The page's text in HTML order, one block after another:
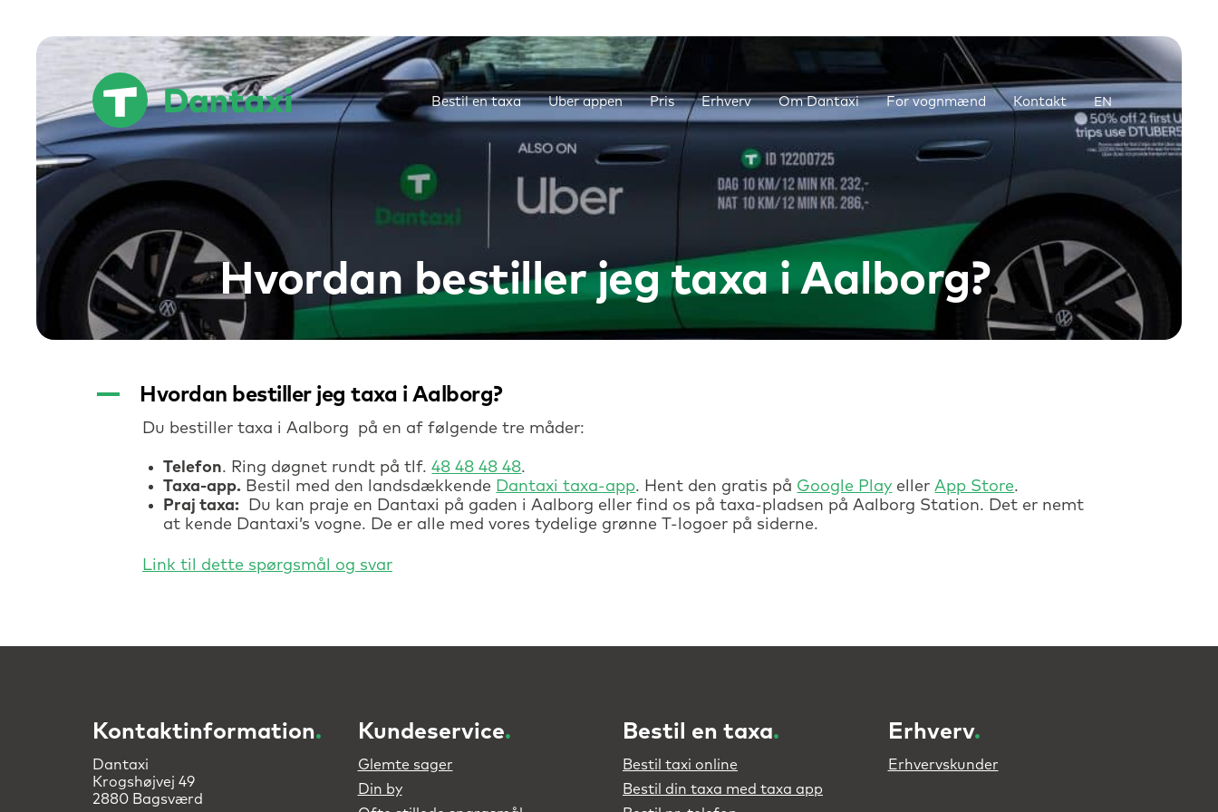
Bestil en taxa Uber appen Pris Erhverv Om Dantaxi For vognmænd Kontakt EN
Hvordan bestiller jeg taxa i Aalborg?
A Hvordan bestiller jeg taxa i Aalborg?
Du bestiller taxa i Aalborg på en af følgende tre måder:
Telefon. Ring døgnet rundt på tlf.48 48 48 48.
Taxa-app. Bestil med den landsdækkende Dantaxi taxa-app. Hent den gratis på Google Playeller App Store.
Praj taxa: Du kan praje en Dantaxi på gaden i Aalborg eller find os på taxa-pladsen på Aalborg Station. Det er nemt
at kende Dantaxi’s vogne. De er alle med vores tydelige grønne T-logoer på siderne.
Kontaktinformation.
Dantaxi
Krogshøjvej 49
2880 Bagsværd
Kundeservice.
Glemte sager
Din by
Bestil en taxa.
Bestil taxi online
Bestil din taxa med taxa app
Erhverv.
Erhvervskunder